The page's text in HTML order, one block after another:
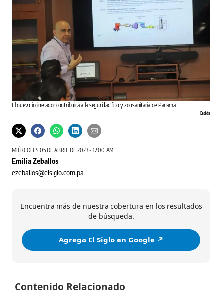
El nuevo incinerador contribuirá a la seguridad fito y zoosanitaria de Panamá.
Cedida
MIÉRCOLES 05 DE ABRIL DE 2023 - 12:00 AM
Emilia Zeballos
ezeballos@elsiglo.com.pa
Encuentra más de nuestra cobertura en los resultados
de búsqueda.
Agrega El Siglo en Google ↗️